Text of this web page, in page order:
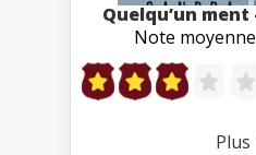
Quelqu’un ment
Note
Plus